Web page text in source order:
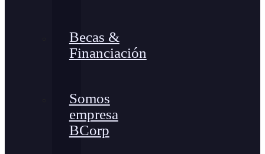
Becas &
Financiación
Somos
empresa
BCorp